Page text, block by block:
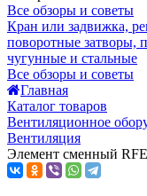
Все обзоры и советы
Кран или задвижка,
поворотные затворы,
чугунные и стальные
Все обзоры и советы
Главная
Каталог товаров
Вентиляционное
Вентиляция
Элемент сменный